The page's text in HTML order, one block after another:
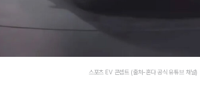
스포츠 EV 콘셉트 (출처-혼다 공식 유튜브 채널)